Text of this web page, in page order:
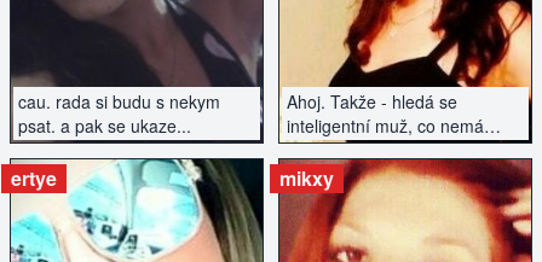
cau. rada si budu s nekym
psat. a pak se ukaze...
Ahoj. Takže - hledá se
inteligentní muž, co nemá
závazky a hledá vztah...
ertye mikxy